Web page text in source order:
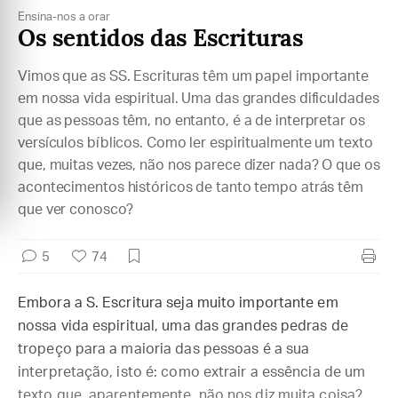
Ensina-nos a orar
Os sentidos das Escrituras
Vimos que as SS. Escrituras têm um papel importante
em nossa vida espiritual. Uma das grandes dificuldades
que as pessoas têm, no entanto, é a de interpretar os
versículos bíblicos. Como ler espiritualmente um texto
que, muitas vezes, não nos parece dizer nada? O que os
acontecimentos históricos de tanto tempo atrás têm
que ver conosco?
5 74
Embora a S. Escritura seja muito importante em
nossa vida espiritual, uma das grandes pedras de
tropeço para a maioria das pessoas é a sua
interpretação, isto é: como extrair a essência de um